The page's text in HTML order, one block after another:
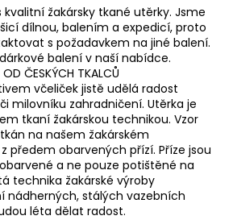
kvalitní žakársky tkané utěrky. Jsme
dílnou, balením a expedicí, proto
s požadavkem na jiné balení.
balení v naší nabídce.
OD ČESKÝCH TKALCŮ
včeliček jistě udělá radost
milovníku zahradničení. Utěrka je
tkaní žakárskou technikou. Vzor
na našem žakárském
předem obarvených přízí. Příze jsou
a ne pouze potištěné na
technika žakárské výroby
nádherných, stálých vazebních
léta dělat radost.